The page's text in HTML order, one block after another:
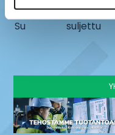
La
9-13
Su
suljettu